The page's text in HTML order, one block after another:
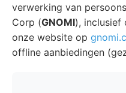
verwerking van
Corp (GNOMI), inclusief
onze website op
offline aanbiedingen